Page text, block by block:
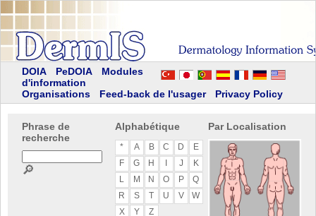
DOIA PeDOIA
Modules
d'information
Organisations
Feed-back de l'usager Privacy Policy
Phrase de
recherche
🔎
Alphabétique
* A B C D
E
F
G H J
K
L
M N O P
Q
R
S T U V
W
X
Y Z
Par Localisation